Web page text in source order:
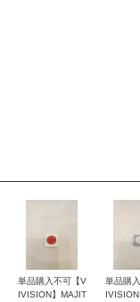
単品購入不可【V
IVISION】MAJIT
単品購